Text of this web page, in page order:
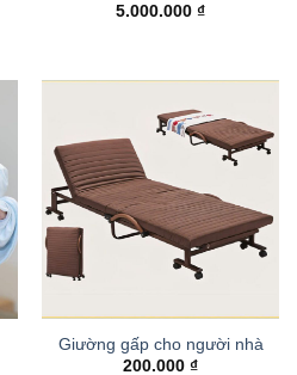
₫
5.000.000 ₫
Giường gấp cho người nhà
200.000 ₫